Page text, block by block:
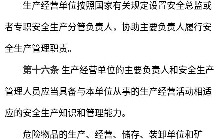
生产经营单位按照国家有关规定设置安全总监或
者专职安全生产分管负责人，协助主要负责人履行安
全生产管理职责。
第十六条 生产经营单位的主要负责人和安全生产
管理人员应当具备与本单位从事的生产经营活动相适
应的安全生产知识和管理能力。
危险物品的生产、经营、储存、装卸单位和矿